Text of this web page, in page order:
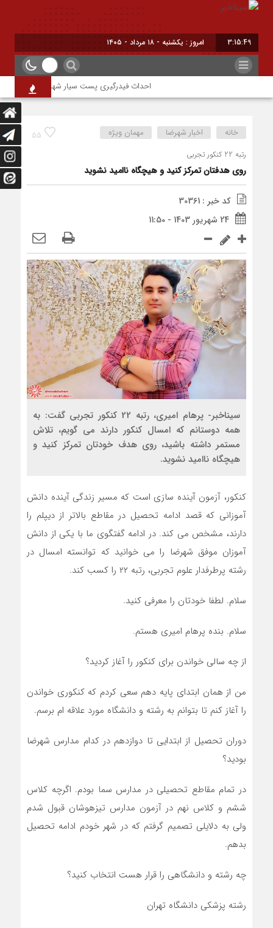
3:15:50 امروز : یکشنبه - ۱۸ مرداد - ۱۴۰۵
احداث فیدرگیری پست سیار شهرک رازی؛ گامی
55 خانه اخبار شهرضا مهمان ویژه
رتبه 22 کنکور تجربی
روی هدفتان تمرکز کنید و هیچگاه ناامید نشوید
کد خبر : 30361
24 شهریور 1403 - 11:50
سیناخبر- پرهام امیری، رتبه 22 کنکور تجربی گفت: به
همه دوستانم که امسال کنکور دارند می گویم، تلاش
مستمر داشته باشید، روی هدف خودتان تمرکز کنید و
هیچگاه ناامید نشوید.
کنکور، آزمون آینده سازی است که مسیر زندگی آینده دانش
آموزانی که قصد ادامه تحصیل در مقاطع بالاتر از دیپلم را
دارند، مشخص می کند. در ادامه گفتگوی ما با یکی از دانش
آموزان موفق شهرضا را می خوانید که توانسته امسال در
رشته پرطرفدار علوم تجربی، رتبه ۲۲ را کسب کند.
سلام. لطفا خودتان را معرفی کنید.
سلام. بنده پرهام امیری هستم.
از چه سالی خواندن برای کنکور را آغاز کردید؟
من از همان ابتدای پایه دهم سعی کردم که کنکوری خواندن
را آغاز کنم تا بتوانم به رشته و دانشگاه مورد علاقه ام برسم.
دوران تحصیل از ابتدایی تا دوازدهم در کدام مدارس شهرضا
بودید؟
در تمام مقاطع تحصیلی در مدارس سما بودم. اگرچه کلاس
ششم و کلاس نهم در آزمون مدارس تیزهوشان قبول شدم
ولی به دلایلی تصمیم گرفتم که در شهر خودم ادامه تحصیل
بدهم.
چه رشته و دانشگاهی را قرار هست انتخاب کنید؟
رشته پزشکی دانشگاه تهران